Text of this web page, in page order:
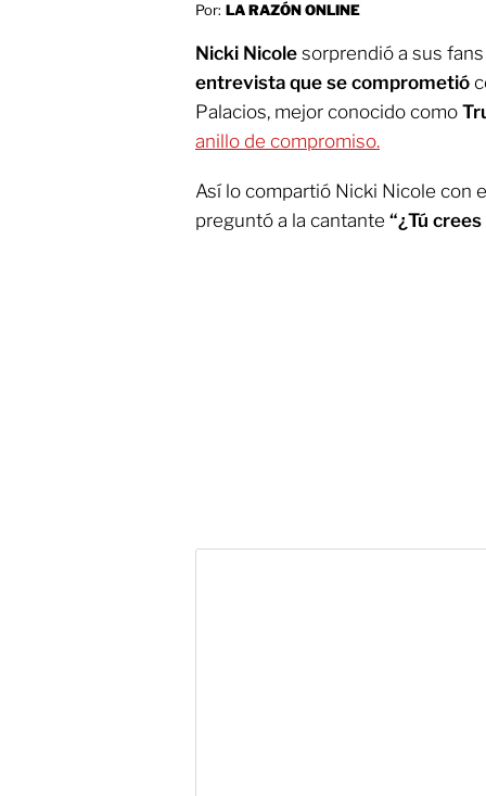
Por: LA RAZÓN ONLINE
Nicki Nicole sorprendió a sus
entrevista que se comprometió
Palacios, mejor conocido como
anillo de compromiso.
Así lo compartió Nicki Nicole con
preguntó a la cantante “¿Tú